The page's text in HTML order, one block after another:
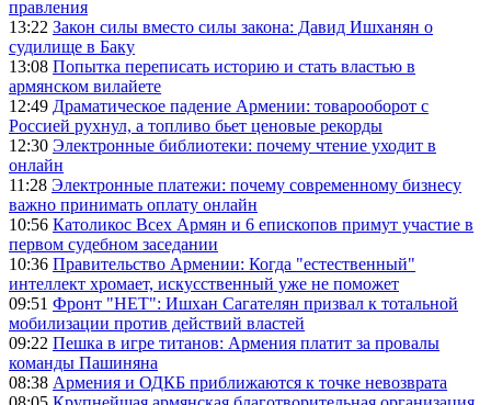
правления
13:22 Закон силы вместо силы закона: Давид Ишханян о
судилище в Баку
13:08 Попытка переписать историю и стать властью в
армянском вилайете
12:49 Драматическое падение Армении: товарооборот с
Россией рухнул, а топливо бьет ценовые рекорды
12:30 Электронные библиотеки: почему чтение уходит в
онлайн
11:28 Электронные платежи: почему современному бизнесу
важно принимать оплату онлайн
10:56 Католикос Всех Армян и 6 епископов примут участие в
первом судебном заседании
10:36 Правительство Армении: Когда "естественный"
интеллект хромает, искусственный уже не поможет
09:51 Фронт "НЕТ": Ишхан Сагателян призвал к тотальной
мобилизации против действий властей
09:22 Пешка в игре титанов: Армения платит за провалы
команды Пашиняна
08:38 Армения и ОДКБ приближаются к точке невозврата